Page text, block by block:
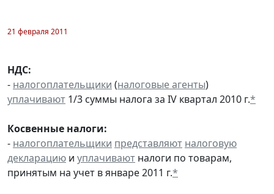
21 февраля 2011
НДС:
- налогоплательщики (налоговые агенты)
уплачивают 1/3 суммы налога за IV квартал 2010 г.*
Косвенные налоги:
- налогоплательщики представляют налоговую
декларацию и уплачивают налоги по товарам,
принятым на учет в январе 2011 г.*